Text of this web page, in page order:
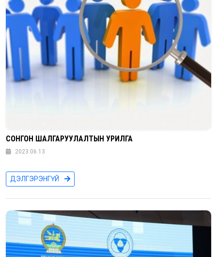
СОНГОН ШАЛГАРУУЛАЛТЫН УРИЛГА
2023.06.13
ДЭЛГЭРЭНГҮЙ